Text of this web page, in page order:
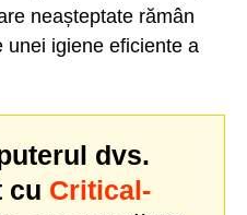
neașteptate rămân
unei igiene eficiente a
dvs.
cu Critical-